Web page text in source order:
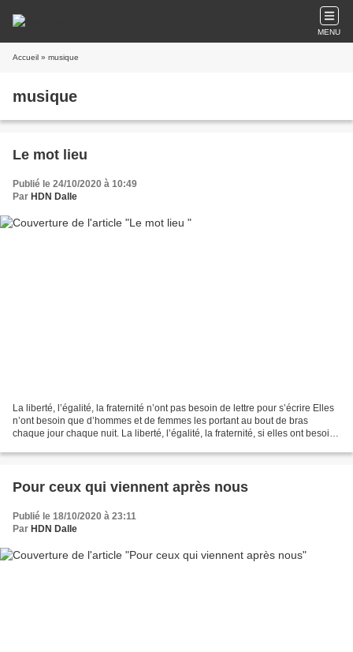
MENU
Accueil » musique
musique
Le mot lieu
Publié le 24/10/2020 à 10:49
Par HDN Dalle
La liberté, l’égalité, la fraternité n’ont pas besoin de lettre pour s’écrire Elles
n’ont besoin que d’hommes et de femmes les portant au bout de bras
chaque jour chaque nuit. La liberté, l’égalité, la fraternité, si elles ont besoin
Pour ceux qui viennent après nous
Publié le 18/10/2020 à 23:11
Par HDN Dalle